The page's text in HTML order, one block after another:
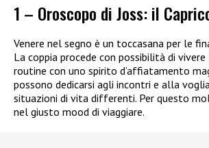
1 – Oroscopo di Joss: il
Venere nel segno è un toccasana per le
La coppia procede con possibilità di
routine con uno spirito d’affiatamento
possono dedicarsi agli incontri e alla
situazioni di vita differenti. Per questo
nel giusto mood di viaggiare.